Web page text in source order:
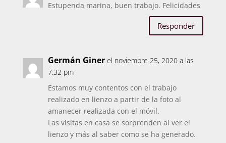
Estupenda marina, buen trabajo. Felicidades
Responder
Germán Giner el noviembre 25, 2020 a las
7:32 pm
Estamos muy contentos con el trabajo
realizado en lienzo a partir de la foto al
amanecer realizada con el móvil.
Las visitas en casa se sorprenden al ver el
lienzo y más al saber como se ha generado.